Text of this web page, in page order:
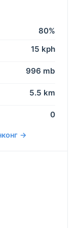
80%
15 kph
996 mb
5.5 km
0
→